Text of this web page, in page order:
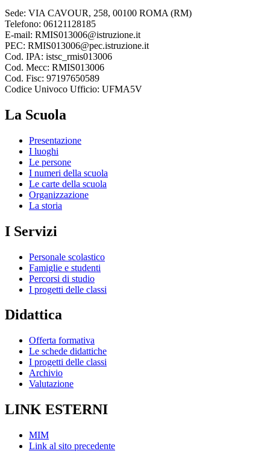
Sede: VIA CAVOUR, 258, 00100 ROMA (RM)
Telefono: 06121128185
E-mail: RMIS013006@istruzione.it
PEC: RMIS013006@pec.istruzione.it
Cod. IPA: istsc_rmis013006
Cod. Mecc: RMIS013006
Cod. Fisc: 97197650589
Codice Univoco Ufficio: UFMA5V
La Scuola
Presentazione
I luoghi
Le persone
I numeri della scuola
Le carte della scuola
Organizzazione
La storia
I Servizi
Personale scolastico
Famiglie e studenti
Percorsi di studio
I progetti delle classi
Didattica
Offerta formativa
Le schede didattiche
I progetti delle classi
Archivio
Valutazione
LINK ESTERNI
MIM
Link al sito precedente